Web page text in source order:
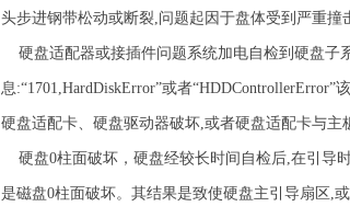
头步进钢带松动或断裂,问题起因于盘体受到严重撞
硬盘适配器或接插件问题系统加电自检到硬盘子
息:“1701,HardDiskError”或者
硬盘适配卡、硬盘驱动器破坏,或者硬盘适配卡与主
硬盘0柱面破坏，硬盘经较长时间自检后,在引导
是磁盘0柱面破坏。其结果是致使硬盘主引导扇区,